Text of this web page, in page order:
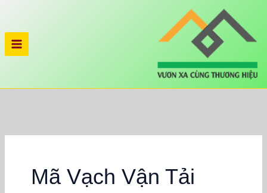
nội
dung
Mã Vạch Vận Tải